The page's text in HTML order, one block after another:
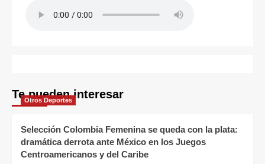
Te pueden interesar
Otros Deportes
Selección Colombia Femenina se queda con la plata:
dramática derrota ante México en los Juegos
Centroamericanos y del Caribe